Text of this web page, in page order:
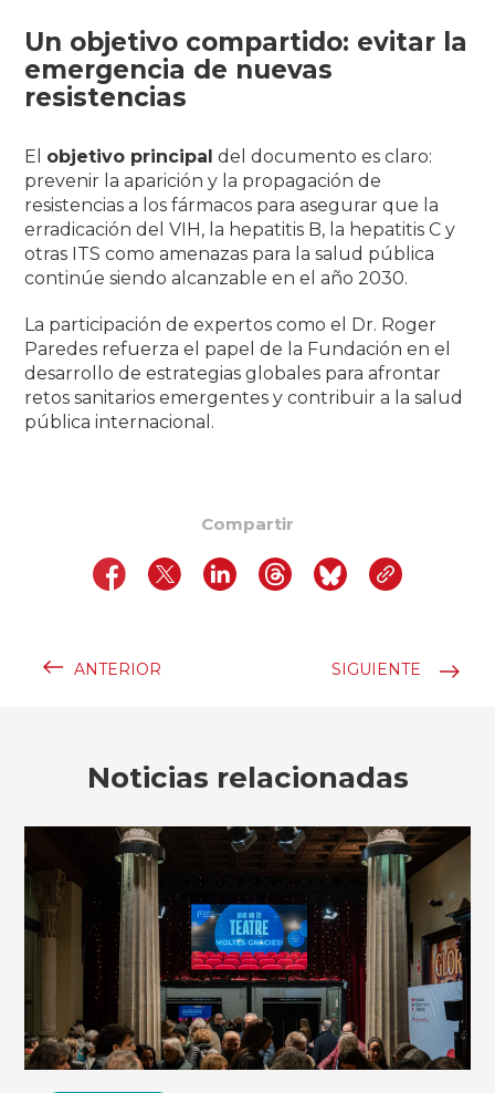
Un objetivo compartido: evitar la
emergencia de nuevas
resistencias
El objetivo principal del documento es claro:
prevenir la aparición y la propagación de
resistencias a los fármacos para asegurar que la
erradicación del VIH, la hepatitis B, la hepatitis C y
otras ITS como amenazas para la salud pública
continúe siendo alcanzable en el año 2030.
La participación de expertos como el Dr. Roger
Paredes refuerza el papel de la Fundación en el
desarrollo de estrategias globales para afrontar
retos sanitarios emergentes y contribuir a la salud
pública internacional.
Compartir
ANTERIOR SIGUIENTE
Noticias relacionadas